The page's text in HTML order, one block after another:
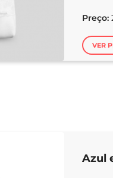
Preço:
VER
Azul